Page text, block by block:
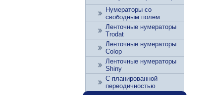
Нумераторы со
свободным полем
Ленточные нумераторы
Trodat
Ленточные нумераторы
Colop
Ленточные нумераторы
Shiny
С планированной
переодичностью